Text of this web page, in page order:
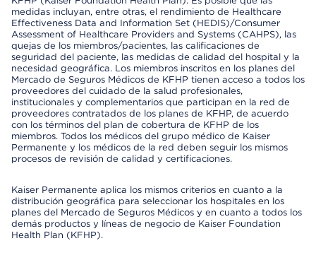
medidas incluyan, entre otras, el rendimiento de Healthcare
Effectiveness Data and Information Set (HEDIS)/Consumer
Assessment of Healthcare Providers and Systems (CAHPS), las
quejas de los miembros/pacientes, las calificaciones de
seguridad del paciente, las medidas de calidad del hospital y la
necesidad geográfica. Los miembros inscritos en los planes del
Mercado de Seguros Médicos de KFHP tienen acceso a todos los
proveedores del cuidado de la salud profesionales,
institucionales y complementarios que participan en la red de
proveedores contratados de los planes de KFHP, de acuerdo
con los términos del plan de cobertura de KFHP de los
miembros. Todos los médicos del grupo médico de Kaiser
Permanente y los médicos de la red deben seguir los mismos
procesos de revisión de calidad y certificaciones.
Kaiser Permanente aplica los mismos criterios en cuanto a la
distribución geográfica para seleccionar los hospitales en los
planes del Mercado de Seguros Médicos y en cuanto a todos los
demás productos y líneas de negocio de Kaiser Foundation
Health Plan (KFHP).